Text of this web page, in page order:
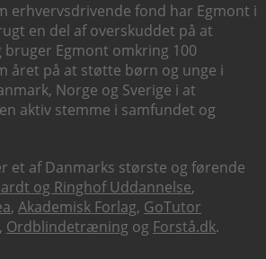
erhvervsdrivende fond har Egmont i
en del af overskuddet på at
Egmont omkring 100
året på at støtte børn og unge i
Norge og Sverige i at
aktiv stemme i samfundet og
et af Danmarks største og førende
og Ringhof Uddannelse,
, Akademisk Forlag, GoTutor
Ordblindetræning og Forstå.dk.